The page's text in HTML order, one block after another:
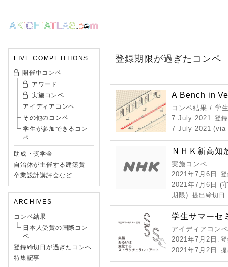
LIVE COMPETITIONS
開催中コンペ
アワード
実施コンペ
アイディアコンペ
その他のコンペ
学生が参加できるコン
ペ
助成・奨学金
自治体が主催する建築賞
卒業設計講評会など
ARCHIVES
コンペ結果
日本人受賞の国際コン
ペ
登録締切日が過ぎたコンペ
特集記事
登録期限が過ぎたコンペ
A Bench in
コンペ結果 / 学
7 July 2021: 登
7 July 2021 (via
ＮＨＫ新高知
実施コンペ
2021年7月6日 :
2021年7月6日 (
期限): 提出締切日
学生サマーセ
アイディアコン
2021年7月2日 :
2021年7月2日 :